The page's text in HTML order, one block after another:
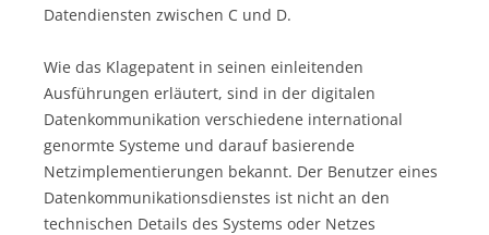
Datendiensten zwischen C und D.
Wie das Klagepatent in seinen einleitenden
Ausführungen erläutert, sind in der digitalen
Datenkommunikation verschiedene international
genormte Systeme und darauf basierende
Netzimplementierungen bekannt. Der Benutzer eines
Datenkommunikationsdienstes ist nicht an den
technischen Details des Systems oder Netzes